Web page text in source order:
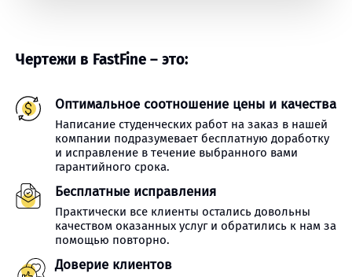
Чертежи в FastFine – это:
Оптимальное соотношение цены и качества
Написание студенческих работ на заказ в нашей
компании подразумевает бесплатную доработку
и исправление в течение выбранного вами
гарантийного срока.
Бесплатные исправления
Практически все клиенты остались довольны
качеством оказанных услуг и обратились к нам за
помощью повторно.
Доверие клиентов